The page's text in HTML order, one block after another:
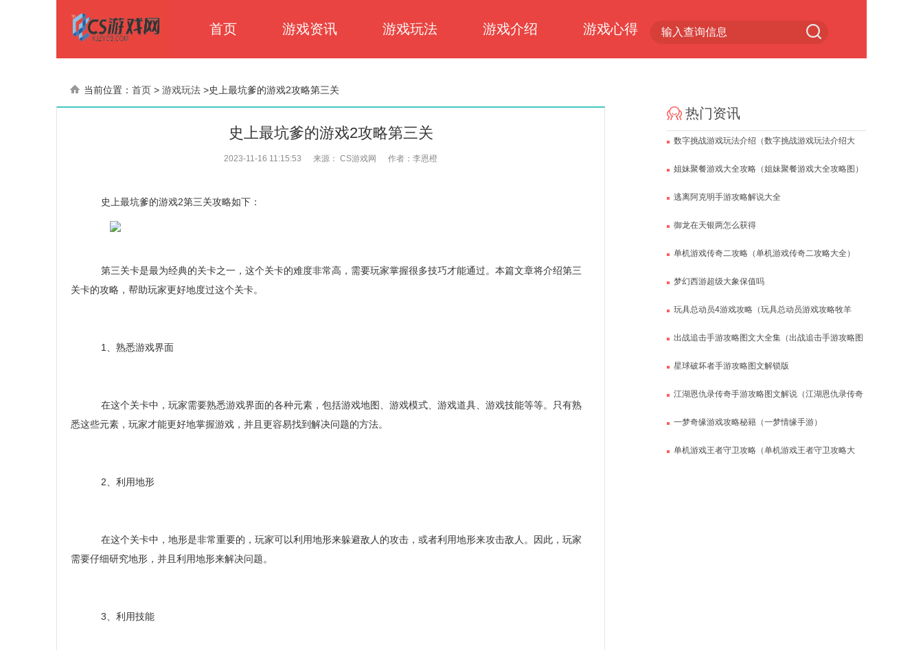
首页 游戏资讯 游戏玩法 游戏介绍 游戏心得 小游戏专区
当前位置： 首页 > 游戏玩法 >史上最坑爹的游戏2攻略第三关
史上最坑爹的游戏2攻略第三关
2023-11-16 11:15:53 来源： CS游戏网 作者：李恩橙
史上最坑爹的游戏2第三关攻略如下：
第三关卡是最为经典的关卡之一，这个关卡的难度非常高，需要玩家掌握很多技巧才能通过。本篇文章将介绍第三
关卡的攻略，帮助玩家更好地度过这个关卡。
1、熟悉游戏界面
在这个关卡中，玩家需要熟悉游戏界面的各种元素，包括游戏地图、游戏模式、游戏道具、游戏技能等等。只有熟
悉这些元素，玩家才能更好地掌握游戏，并且更容易找到解决问题的方法。
2、利用地形
在这个关卡中，地形是非常重要的，玩家可以利用地形来躲避敌人的攻击，或者利用地形来攻击敌人。因此，玩家
需要仔细研究地形，并且利用地形来解决问题。
3、利用技能
热门资讯
数字挑战游戏玩法介绍（数字挑战游戏玩法介绍大
姐妹聚餐游戏大全攻略（姐妹聚餐游戏大全攻略图）
逃离阿克明手游攻略解说大全
御龙在天银两怎么获得
单机游戏传奇二攻略（单机游戏传奇二攻略大全）
梦幻西游超级大象保值吗
玩具总动员4游戏攻略（玩具总动员游戏攻略牧羊
出战追击手游攻略图文大全集（出战追击手游攻略图
星球破坏者手游攻略图文解锁版
江湖恩仇录传奇手游攻略图文解说（江湖恩仇录传奇
一梦奇缘游戏攻略秘籍（一梦情缘手游）
单机游戏王者守卫攻略（单机游戏王者守卫攻略大